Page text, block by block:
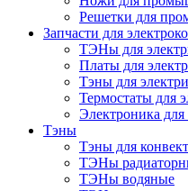
Решетки для
Запчасти для
ТЭНы для
Платы для
Тэны для
Термостаты для
Электроника для
Тэны
Тэны для
ТЭНы
ТЭНы водяные